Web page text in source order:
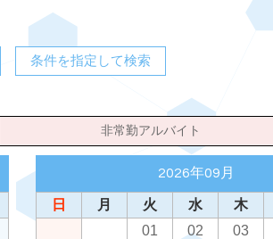
条件を指定して検索
非常勤アルバイト
2026年09月
日 月 火 水 木
01
02 03